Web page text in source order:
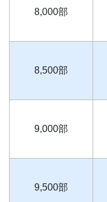
8,000部
8,500部
9,000部
9,500部